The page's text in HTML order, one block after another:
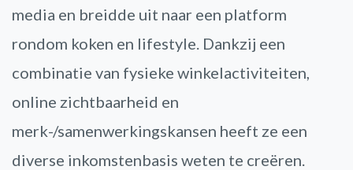
media en breidde uit naar een platform
rondom koken en lifestyle. Dankzij een
combinatie van fysieke winkelactiviteiten,
online zichtbaarheid en
merk-/samenwerkingskansen heeft ze een
diverse inkomstenbasis weten te creëren.